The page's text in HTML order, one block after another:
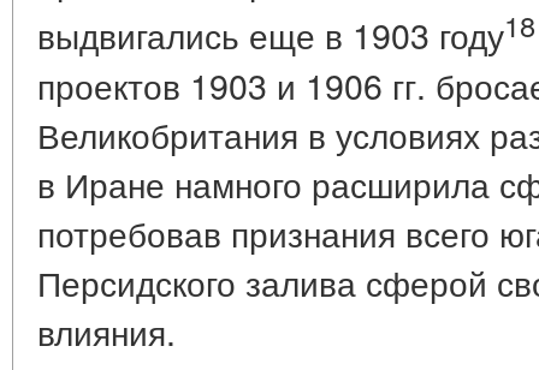
выдвигались еще в 1903 году18
проектов 1903 и 1906 гг.
Великобритания в условиях
в Иране намного расширила
потребовав признания всего
Персидского залива сферой
влияния.